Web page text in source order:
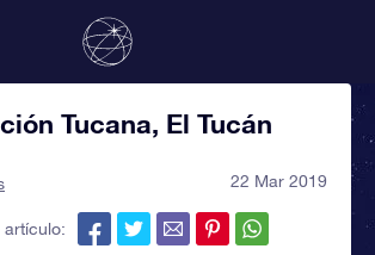
Tucana, El Tucán
22 Mar 2019
artículo: